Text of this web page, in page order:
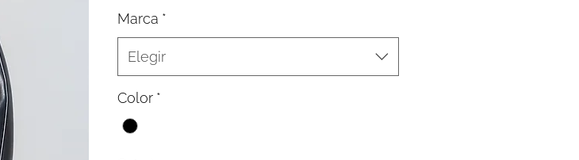
Marca *
Elegir
Color *